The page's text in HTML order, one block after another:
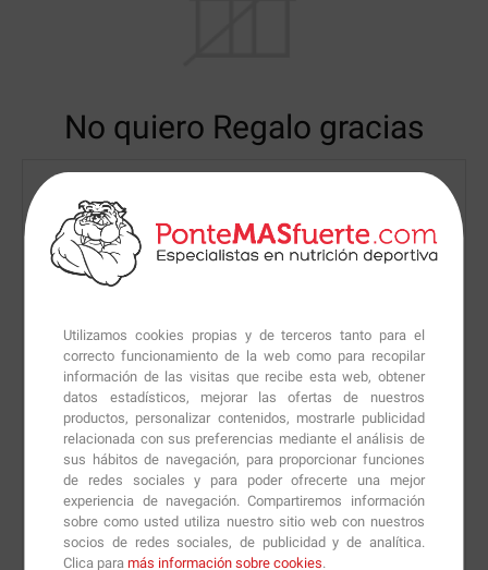
Utilizamos cookies propias y de terceros tanto para el
correcto funcionamiento de la web como para recopilar
información de las visitas que recibe esta web, obtener
datos estadísticos, mejorar las ofertas de nuestros
productos, personalizar contenidos, mostrarle publicidad
relacionada con sus preferencias mediante el análisis de
sus hábitos de navegación, para proporcionar funciones
de redes sociales y para poder ofrecerte una mejor
experiencia de navegación. Compartiremos información
sobre como usted utiliza nuestro sitio web con nuestros
socios de redes sociales, de publicidad y de analítica.
Clica paramás información sobre cookies.
No quiero Regalo gracias